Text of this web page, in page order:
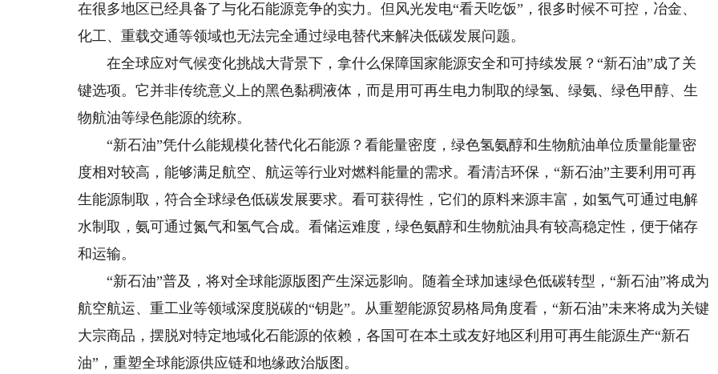
在很多地区已经具备了与化石能源竞争的实力。但风光发电“看天吃饭”，很多时候不可控，冶金、
化工、重载交通等领域也无法完全通过绿电替代来解决低碳发展问题。
在全球应对气候变化挑战大背景下，拿什么保障国家能源安全和可持续发展？“新石油”成了关
键选项。它并非传统意义上的黑色黏稠液体，而是用可再生电力制取的绿氢、绿氨、绿色甲醇、生
物航油等绿色能源的统称。
“新石油”凭什么能规模化替代化石能源？看能量密度，绿色氢氨醇和生物航油单位质量能量密
度相对较高，能够满足航空、航运等行业对燃料能量的需求。看清洁环保，“新石油”主要利用可再
生能源制取，符合全球绿色低碳发展要求。看可获得性，它们的原料来源丰富，如氢气可通过电解
水制取，氨可通过氮气和氢气合成。看储运难度，绿色氨醇和生物航油具有较高稳定性，便于储存
和运输。
“新石油”普及，将对全球能源版图产生深远影响。随着全球加速绿色低碳转型，“新石油”将成为
航空航运、重工业等领域深度脱碳的“钥匙”。从重塑能源贸易格局角度看，“新石油”未来将成为关键
大宗商品，摆脱对特定地域化石能源的依赖，各国可在本土或友好地区利用可再生能源生产“新石
油”，重塑全球能源供应链和地缘政治版图。